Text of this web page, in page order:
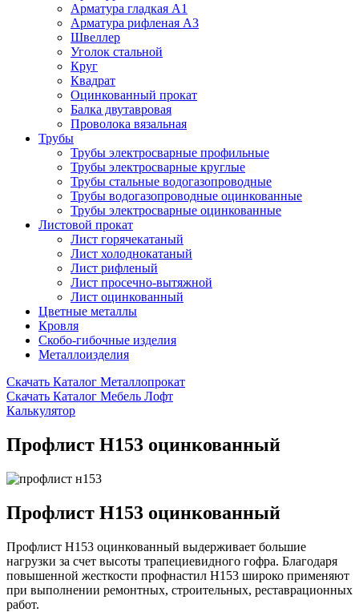
Арматура гладкая А1
Арматура рифленая А3
Швеллер
Уголок стальной
Круг
Квадрат
Оцинкованный прокат
Балка двутавровая
Проволока вязальная
Трубы
Трубы электросварные профильные
Трубы электросварные круглые
Трубы стальные водогазопроводные
Трубы водогазопроводные оцинкованные
Трубы электросварные оцинкованные
Листовой прокат
Лист горячекатаный
Лист холоднокатаный
Лист рифленый
Лист просечно-вытяжной
Лист оцинкованный
Цветные металлы
Кровля
Скобо-гибочные изделия
Металлоизделия
Скачать Каталог Металлопрокат
Скачать Каталог Мебель Лофт
Калькулятор
Профлист Н153 оцинкованный
Профлист Н153 оцинкованный
Профлист Н153 оцинкованный выдерживает большие
нагрузки за счет высоты трапециевидного гофра. Благодаря
повышенной жесткости профнастил Н153 широко применяют
при выполнении ремонтных, строительных, реставрационных
работ.